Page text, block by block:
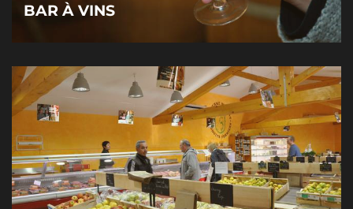
BAR À VINS